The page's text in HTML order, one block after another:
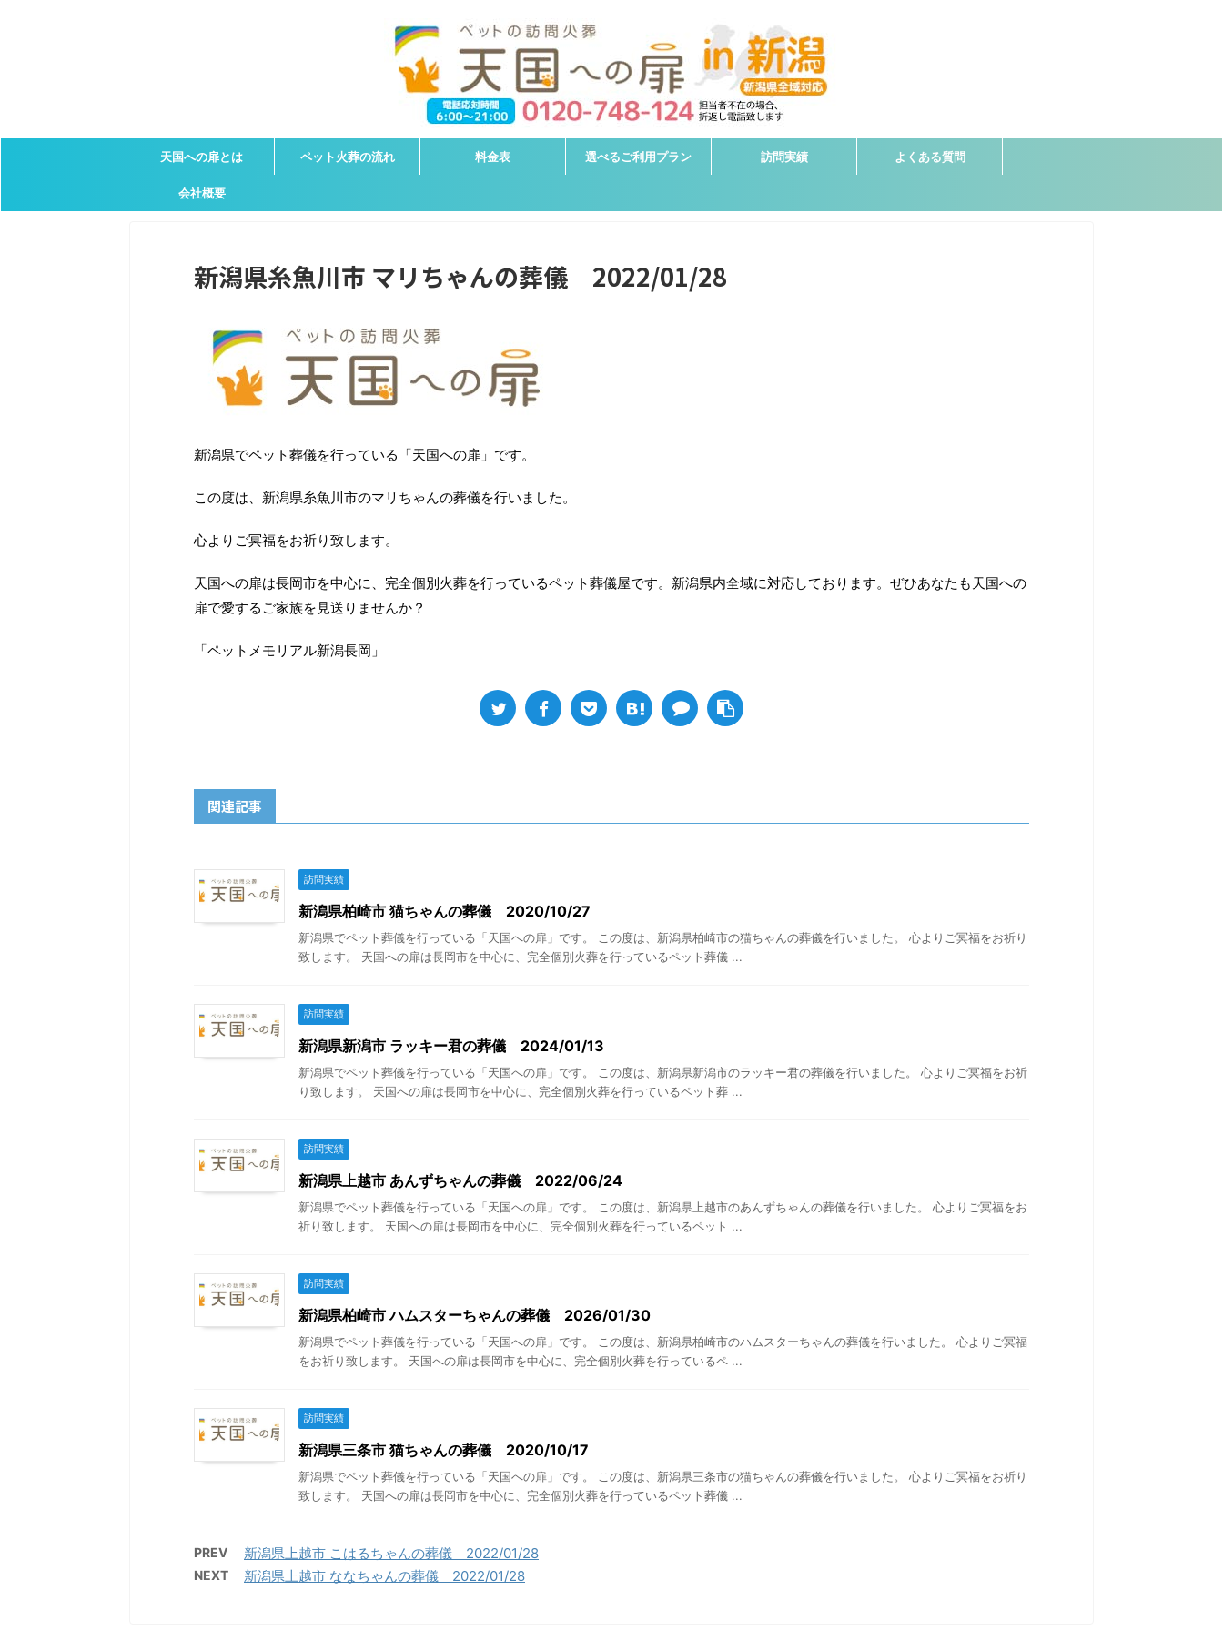
天国への扉とは ペット火葬の流れ 料金表 選べるご利用プラン 訪問実績 よくある質問
会社概要
新潟県糸魚川市 マリちゃんの葬儀 2022/01/28
新潟県でペット葬儀を行っている「天国への扉」です。
この度は、新潟県糸魚川市のマリちゃんの葬儀を行いました。
心よりご冥福をお祈り致します。
天国への扉は長岡市を中心に、完全個別火葬を行っているペット葬儀屋です。新潟県内全域に対応しております。ぜひあなたも天国への
扉で愛するご家族を見送りませんか？
「ペットメモリアル新潟長岡」
関連記事
訪問実績
新潟県柏崎市 猫ちゃんの葬儀 2020/10/27
新潟県でペット葬儀を行っている「天国への扉」です。 この度は、新潟県柏崎市の猫ちゃんの葬儀を行いました。 心よりご冥福をお祈り
致します。 天国への扉は長岡市を中心に、完全個別火葬を行っているペット葬儀 ...
訪問実績
新潟県新潟市 ラッキー君の葬儀 2024/01/13
新潟県でペット葬儀を行っている「天国への扉」です。 この度は、新潟県新潟市のラッキー君の葬儀を行いました。 心よりご冥福をお祈
り致します。 天国への扉は長岡市を中心に、完全個別火葬を行っているペット葬 ...
訪問実績
新潟県上越市 あんずちゃんの葬儀 2022/06/24
新潟県でペット葬儀を行っている「天国への扉」です。 この度は、新潟県上越市のあんずちゃんの葬儀を行いました。 心よりご冥福をお
祈り致します。 天国への扉は長岡市を中心に、完全個別火葬を行っているペット ...
訪問実績
新潟県柏崎市 ハムスターちゃんの葬儀 2026/01/30
新潟県でペット葬儀を行っている「天国への扉」です。 この度は、新潟県柏崎市のハムスターちゃんの葬儀を行いました。 心よりご冥福
をお祈り致します。 天国への扉は長岡市を中心に、完全個別火葬を行っているペ ...
訪問実績
新潟県三条市 猫ちゃんの葬儀 2020/10/17
新潟県でペット葬儀を行っている「天国への扉」です。 この度は、新潟県三条市の猫ちゃんの葬儀を行いました。 心よりご冥福をお祈り
致します。 天国への扉は長岡市を中心に、完全個別火葬を行っているペット葬儀 ...
PREV 新潟県上越市 こはるちゃんの葬儀 2022/01/28
NEXT 新潟県上越市 ななちゃんの葬儀 2022/01/28